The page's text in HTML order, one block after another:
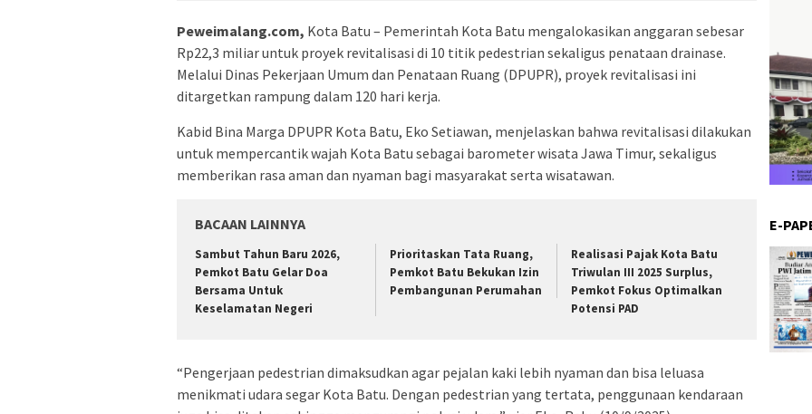
Peweimalang.com, Kota Batu – Pemerintah Kota Batu mengalokasikan anggaran sebesar
Rp22,3 miliar untuk proyek revitalisasi di 10 titik pedestrian sekaligus penataan drainase.
Melalui Dinas Pekerjaan Umum dan Penataan Ruang (DPUPR), proyek revitalisasi ini
ditargetkan rampung dalam 120 hari kerja.
Kabid Bina Marga DPUPR Kota Batu, Eko Setiawan, menjelaskan bahwa revitalisasi dilakukan
untuk mempercantik wajah Kota Batu sebagai barometer wisata Jawa Timur, sekaligus
memberikan rasa aman dan nyaman bagi masyarakat serta wisatawan.
BACAAN LAINNYA
Sambut Tahun Baru 2026,
Pemkot Batu Gelar Doa
Bersama Untuk
Keselamatan Negeri
Prioritaskan Tata Ruang,
Pemkot Batu Bekukan Izin
Pembangunan Perumahan
Realisasi Pajak Kota Batu
Triwulan III 2025 Surplus,
Pemkot Fokus Optimalkan
Potensi PAD
“Pengerjaan pedestrian dimaksudkan agar pejalan kaki lebih nyaman dan bisa leluasa
menikmati udara segar Kota Batu. Dengan pedestrian yang tertata, penggunaan kendaraan
E-